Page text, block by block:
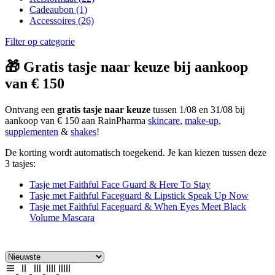
Cadeaubon (1)
Accessoires (26)
Filter op categorie
🎁 Gratis tasje naar keuze bij aankoop
van € 150
Ontvang een gratis tasje naar keuze tussen 1/08 en 31/08 bij
aankoop van € 150 aan RainPharma skincare, make-up,
supplementen & shakes!
De korting wordt automatisch toegekend. Je kan kiezen tussen deze
3 tasjes:
Tasje met Faithful Face Guard & Here To Stay
Tasje met Faithful Faceguard & Lipstick Speak Up Now
Tasje met Faithful Faceguard & When Eyes Meet Black
Volume Mascara